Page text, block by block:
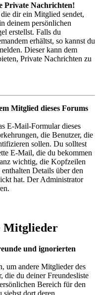
Private Nachrichten!
dir ein Mitglied sendet,
deinem persönlichen
erstellst. Falls du
erhältst, so kannst du
Dieser kann dem
Private Nachrichten zu
Mitglied dieses Forums
E-Mail-Formular dieses
die Benutzer, die
sollen. Du solltest
E-Mail, die du bekommen
wichtig, die Kopfzeilen
Details über den
hat. Der Administrator
Mitglieder
und ignorierten
um andere Mitglieder des
die du deiner Freundesliste
Bereich für den